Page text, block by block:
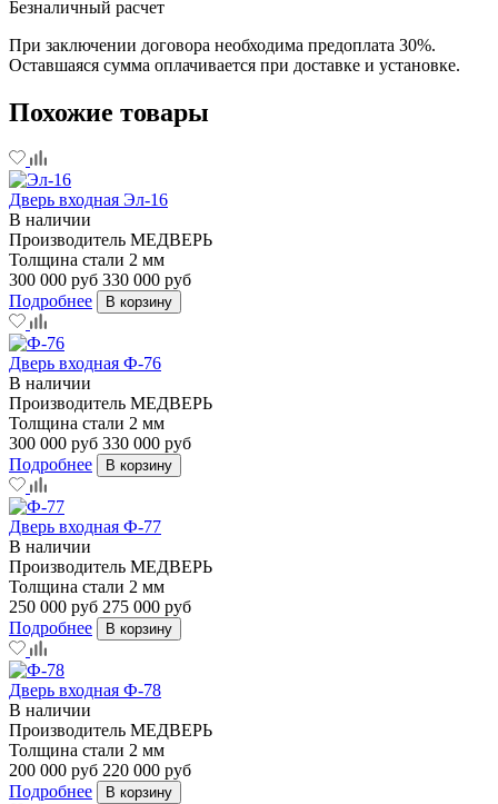
Безналичный расчет
При заключении договора необходима предоплата 30%.
Оставшаяся сумма оплачивается при доставке и установке.
Похожие товары
Дверь входная Эл-16
В наличии
Производитель МЕДВЕРЬ
Толщина стали 2 мм
300 000 руб 330 000 руб
Подробнее
В корзину
Дверь входная Ф-76
В наличии
Производитель МЕДВЕРЬ
Толщина стали 2 мм
300 000 руб 330 000 руб
Подробнее
В корзину
Дверь входная Ф-77
В наличии
Производитель МЕДВЕРЬ
Толщина стали 2 мм
250 000 руб 275 000 руб
Подробнее
В корзину
Дверь входная Ф-78
В наличии
Производитель МЕДВЕРЬ
Толщина стали 2 мм
200 000 руб 220 000 руб
Подробнее
В корзину